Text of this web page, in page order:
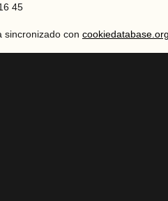
45
sincronizado con cookiedatabase.org